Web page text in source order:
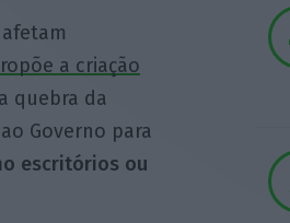
a criação
quebra da
Governo para
escritórios ou